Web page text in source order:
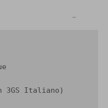
3GS Italiano)